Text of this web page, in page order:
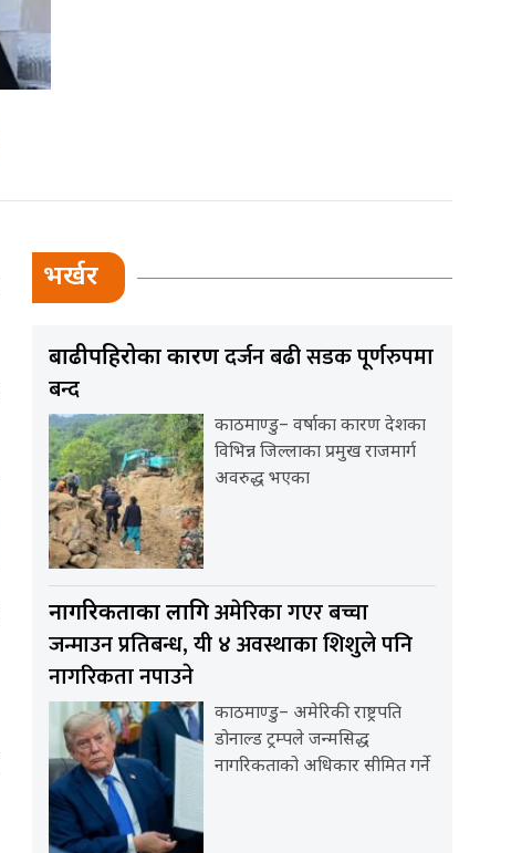
भर्खर
बाढीपहिरोका कारणदर्जन बढी सडक पूर्णरुपमा
बन्द
काठमाण्डु– वर्षाका कारण देशका
विभिन्न जिल्लाका प्रमुख राजमार्ग
अवरुद्ध भएका
नागरिकताका लागिअमेरिका गएर बच्चा
जन्माउन प्रतिबन्ध, यी ४ अवस्थाका शिशुले पनि
नागरिकता नपाउने
काठमाण्डु– अमेरिकी राष्ट्रपति
डोनाल्ड ट्रम्पले जन्मसिद्ध
नागरिकताको अधिकार सीमित गर्ने